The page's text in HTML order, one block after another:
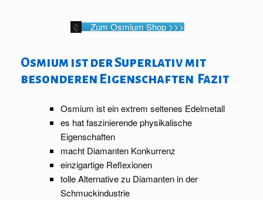
Zum Osmium Shop >>>
Osmium ist der Superlativ mit
besonderen Eigenschaften Fazit
Osmium ist ein extrem seltenes Edelmetall
es hat faszinierende physikalische
Eigenschaften
macht Diamanten Konkurrenz
einzigartige Reflexionen
tolle Alternative zu Diamanten in der
Schmuckindustrie